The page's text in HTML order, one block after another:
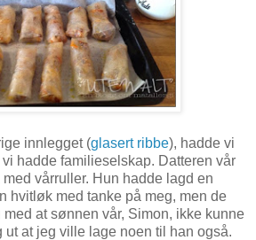
innlegget (glasert ribbe), hadde vi
hadde familieselskap. Datteren vår
vårruller. Hun hadde lagd en
hvitløk med tanke på meg, men de
at sønnen vår, Simon, ikke kunne
ut at jeg ville lage noen til han også.